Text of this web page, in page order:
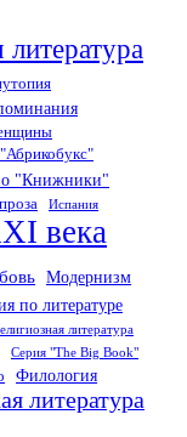
"Книжники"
Испания
века
Модернизм
по литературе
литература
Серия "The Big Book"
Филология
литература